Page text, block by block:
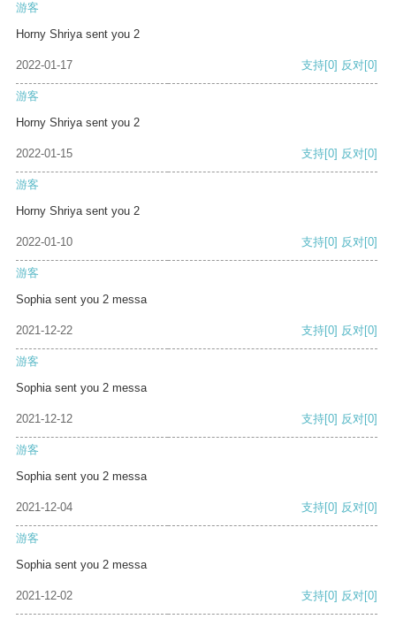
游客
Horny Shriya sent you 2
2022-01-17 支持[0] 反对[0]
游客
Horny Shriya sent you 2
2022-01-15 支持[0] 反对[0]
游客
Horny Shriya sent you 2
2022-01-10 支持[0] 反对[0]
游客
Sophia sent you 2 messa
2021-12-22 支持[0] 反对[0]
游客
Sophia sent you 2 messa
2021-12-12 支持[0] 反对[0]
游客
Sophia sent you 2 messa
2021-12-04 支持[0] 反对[0]
游客
Sophia sent you 2 messa
2021-12-02 支持[0] 反对[0]